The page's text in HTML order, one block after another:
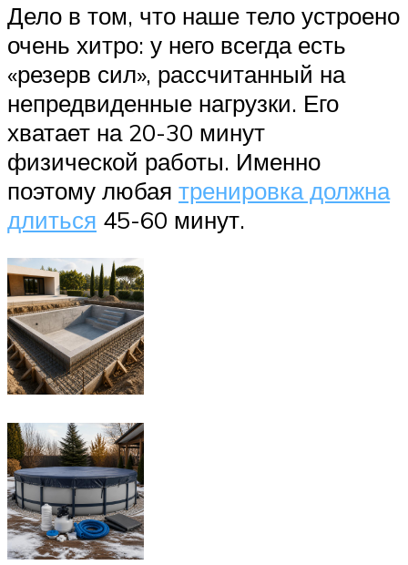
Дело в том, что наше тело устроено
очень хитро: у него всегда есть
«резерв сил», рассчитанный на
непредвиденные нагрузки. Его
хватает на 20-30 минут
физической работы. Именно
поэтому любая тренировка должна
длиться 45-60 минут.